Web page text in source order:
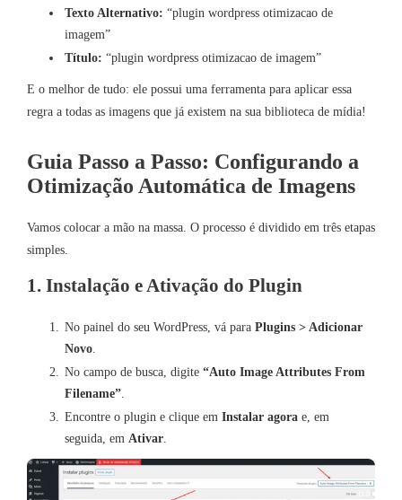
Texto Alternativo: “plugin wordpress otimizacao de
imagem”
Título: “plugin wordpress otimizacao de imagem”
E o melhor de tudo: ele possui uma ferramenta para aplicar essa
regra a todas as imagens que já existem na sua biblioteca de mídia!
Guia Passo a Passo: Configurando a
Otimização Automática de Imagens
Vamos colocar a mão na massa. O processo é dividido em três etapas
simples.
1. Instalação e Ativação do Plugin
No painel do seu WordPress, vá para Plugins > Adicionar
Novo
No campo de busca, digite “Auto Image Attributes From
Filename”
Encontre o plugin e clique em Instalar agora e, em
seguida, em Ativar